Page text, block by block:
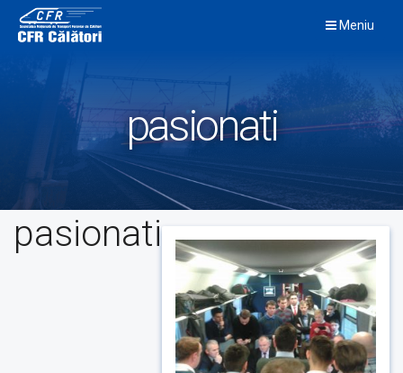
content
Meniu
pasionati
pasionati